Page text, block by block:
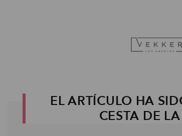
EL ARTÍCULO HA
CESTA DE